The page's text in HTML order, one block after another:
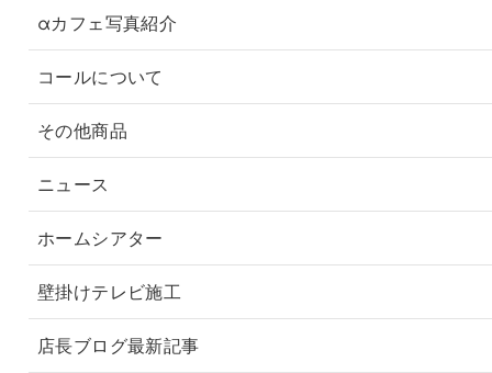
αカフェ写真紹介
コールについて
その他商品
ニュース
ホームシアター
壁掛けテレビ施工
店長ブログ最新記事